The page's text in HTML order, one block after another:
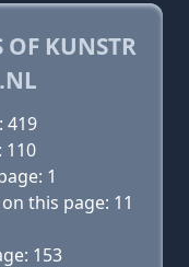
OF KUNSTR
419
110
1
this page: 11
153